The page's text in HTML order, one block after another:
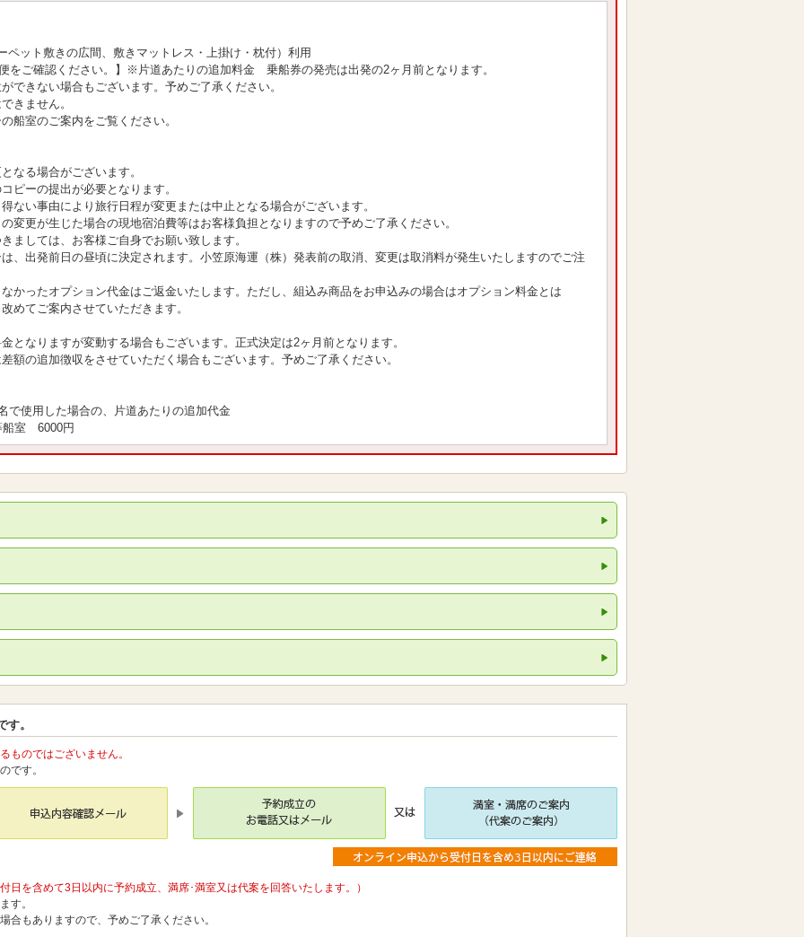
ット敷きの広間、敷きマットレス・上掛け・枕付）利用
をご確認ください。】※片道あたりの追加料金 乗船券の発売は出発の2ヶ月前となります。
できない場合もございます。予めご了承ください。
きません。
船室のご案内をご覧ください。
なる場合がございます。
ピーの提出が必要となります。
ない事由により旅行日程が変更または中止となる場合がございます。
変更が生じた場合の現地宿泊費等はお客様負担となりますので予めご了承ください。
しては、お客様ご自身でお願い致します。
、出発前日の昼頃に決定されます。小笠原海運（株）発表前の取消、変更は取消料が発生いたしますのでご注
かったオプション代金はご返金いたします。ただし、組込み商品をお申込みの場合はオプション料金とは
てご案内させていただきます。
となりますが変動する場合もございます。正式決定は2ヶ月前となります。
の追加徴収をさせていただく場合もございます。予めご了承ください。
で使用した場合の、片道あたりの追加代金
室 6000円
。
ものではございません。
です。
日を含めて3日以内に予約成立、満席･満室又は代案を回答いたします。）
す。
もありますので、予めご了承ください。